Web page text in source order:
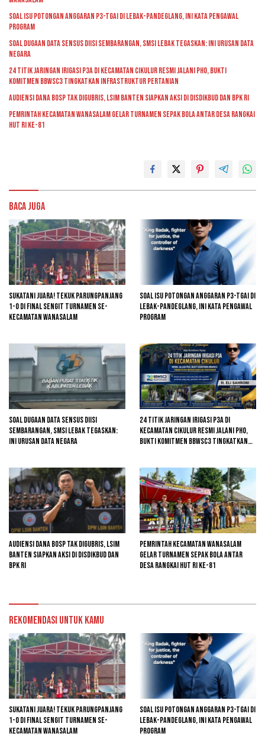
Soal Isu Potongan Anggaran P3-TGAI di Lebak-Pandeglang, Ini Kata Pengawal
Program
Soal Dugaan Data Sensus Diisi Sembarangan, SMSI Lebak Tegaskan: Ini Urusan Data
Negara
24 Titik Jaringan Irigasi P3A di Kecamatan Cikulur Resmi Jalani PHO, Bukti
Komitmen BBWSC3 Tingkatkan Infrastruktur Pertanian
Audiensi Dana BOSP Tak Digubris, LSIM Banten Siapkan Aksi di Disdikbud dan BPK RI
Pemrintah kecamatan Wanasalam Gelar Turnamen Sepak Bola Antar Desa Rangkai
HUT RI ke-81
Baca Juga
Sukatani Juara! Tekuk Parungpanjang
1-0 di Final Sengit Turnamen se-
Kecamatan Wanasalam
Soal Isu Potongan Anggaran P3-TGAI di
Lebak-Pandeglang, Ini Kata Pengawal
Program
Soal Dugaan Data Sensus Diisi
Sembarangan, SMSI Lebak Tegaskan:
Ini Urusan Data Negara
24 Titik Jaringan Irigasi P3A di
Kecamatan Cikulur Resmi Jalani PHO,
Bukti Komitmen BBWSC3 Tingkatkan
Audiensi Dana BOSP Tak Digubris, LSIM
Banten Siapkan Aksi di Disdikbud dan
BPK RI
Pemrintah kecamatan Wanasalam
Gelar Turnamen Sepak Bola Antar
Desa Rangkai HUT RI ke-81
Rekomendasi untuk kamu
Sukatani Juara! Tekuk Parungpanjang
1-0 di Final Sengit Turnamen se-
Kecamatan Wanasalam
Soal Isu Potongan Anggaran P3-TGAI di
Lebak-Pandeglang, Ini Kata Pengawal
Program